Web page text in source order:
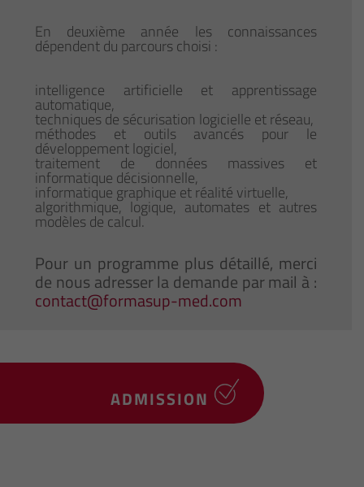
En deuxième année les connaissances
dépendent du parcours choisi :
intelligence artificielle et apprentissage
automatique,
techniques de sécurisation logicielle et réseau,
méthodes et outils avancés pour le
développement logiciel,
traitement de données massives et
informatique décisionnelle,
informatique graphique et réalité virtuelle,
algorithmique, logique, automates et autres
modèles de calcul.
Pour un programme plus détaillé, merci
de nous adresser la demande par mail à :
contact@formasup-med.com
ADMISSION